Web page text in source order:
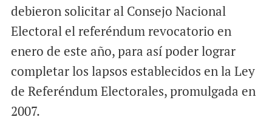
debieron solicitar al Consejo Nacional
Electoral el referéndum revocatorio en
enero de este año, para así poder lograr
completar los lapsos establecidos en la Ley
de Referéndum Electorales, promulgada en
2007.